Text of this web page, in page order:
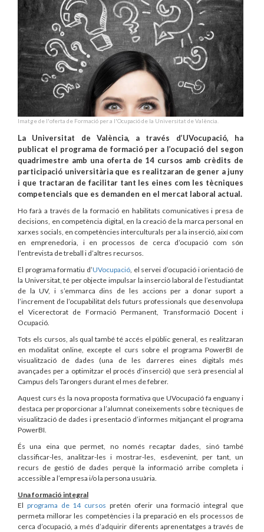
Imatge de l'oferta de Formació per a l'Ocupació de la Universitat de València.
La Universitat de València, a través d’UVocupació, ha
publicat el programa de formació per a l’ocupació del segon
quadrimestre amb una oferta de 14 cursos amb crèdits de
participació universitària que es realitzaran de gener a juny
i que tractaran de facilitar tant les eines com les tècniques
competencials que es demanden en el mercat laboral actual.
Ho farà a través de la formació en habilitats comunicatives i presa de
decisions, en competència digital, en la creació de la marca personal en
xarxes socials, en competències interculturals per a la inserció, així com
en emprenedoria, i en processos de cerca d’ocupació com són
l’entrevista de treball i d’altres recursos.
El programa formatiu d’UVocupació, el servei d’ocupació i orientació de
la Universitat, té per objecte impulsar la inserció laboral de l’estudiantat
de la UV, i s’emmarca dins de les accions per a donar suport a
l’increment de l’ocupabilitat dels futurs professionals que desenvolupa
el Vicerectorat de Formació Permanent, Transformació Docent i
Ocupació.
Tots els cursos, als qual també té accés el públic general, es realitzaran
en modalitat online, excepte el curs sobre el programa PowerBI de
visualització de dades (una de les darreres eines digitals més
avançades per a optimitzar el procés d’inserció) que serà presencial al
Campus dels Tarongers durant el mes de febrer.
Aquest curs és la nova proposta formativa que UVocupació fa enguany i
destaca per proporcionar a l’alumnat coneixements sobre tècniques de
visualització de dades i presentació d’informes mitjançant el programa
PowerBI.
És una eina que permet, no només recaptar dades, sinó també
classificar-les, analitzar-les i mostrar-les, esdevenint, per tant, un
recurs de gestió de dades perquè la informació arribe completa i
accessible a l’empresa i/o la persona usuària.
Una formació integral
El programa de 14 cursos pretén oferir una formació integral que
permeta millorar les competències i la preparació en els processos de
cerca d’ocupació, a més d’adquirir diferents aprenentatges a través de